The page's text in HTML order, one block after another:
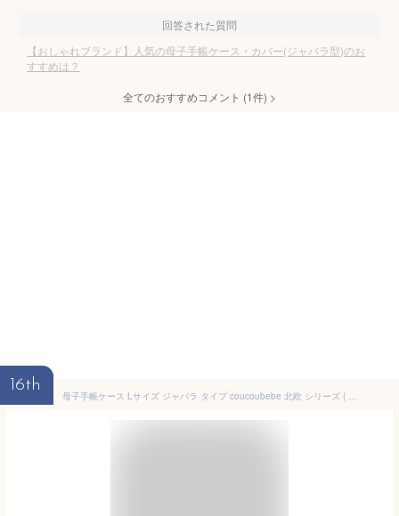
回答された質問
【おしゃれブランド】人気の母子手帳ケース・カバー(ジャバラ型)のお
すすめは？
全てのおすすめコメント (1件) >
16th
母子手帳ケース Lサイズ ジャバラ タイプ coucoubebe 北欧 シリーズ ( 大型 A5 撥水 汚れにくい おしゃれ 取っ手 持ち手 ハンドル 2人 3人 双子 マルチケース お薬手帳 通院ポーチ 通院ケース マルチケース おしゃれ アウトドア )